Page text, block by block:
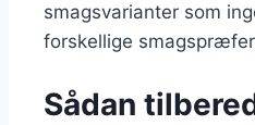
smagsvarianter som
forskellige
Sådan